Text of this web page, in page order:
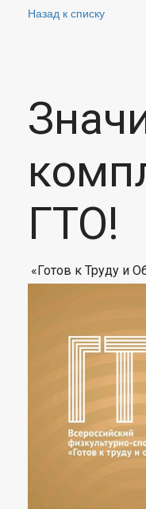
Назад к списку
ГТО!
«Готов к Труду и